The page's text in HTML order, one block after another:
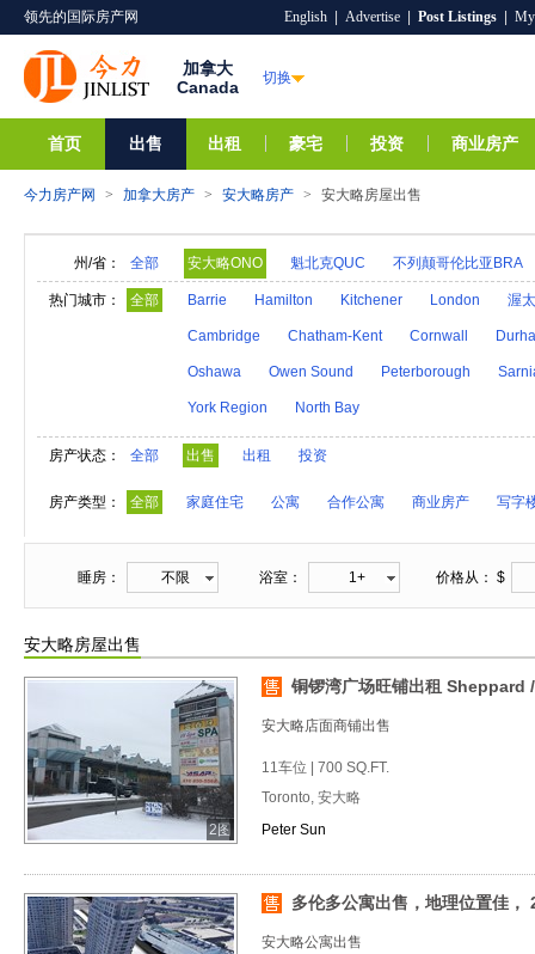
领先的国际房产网 English Advertise Post Listings
加拿大
Canada
切换
首页 出售 出租 豪宅 投资 商业房产
今力房产网 > 加拿大房产 > 安大略房产 > 安大略房屋出售
州/省： 全部 安大略ONO 魁北克QUC 不列颠哥伦比亚BRA
纽芬兰岛NED 新斯科舍NS 新不伦瑞克NB
热门城市： 全部 Barrie Hamilton Kitchener London 渥
Cambridge Chatham-Kent Cornwall
Oshawa Owen Sound Peterborough
York Region North Bay
房产状态： 全部 出售 出租 投资
房产类型： 全部 家庭住宅 公寓 合作公寓 商业房产 写字
睡房： 不限 浴室： 1+ 价格从： $
安大略房屋出售
2图
铜锣湾广场旺铺出租 Sheppard
安大略店面商铺出售
11车位 | 700 SQ.FT.
Toronto, 安大略
Peter Sun
多伦多公寓出售，地理位置佳，
安大略公寓出售